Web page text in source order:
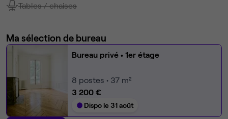
Tables / chaises
Ma sélection de bureau
Bureau privé • 1er étage
8 postes • 37 m²
3 200 €
Dispo le 31 août